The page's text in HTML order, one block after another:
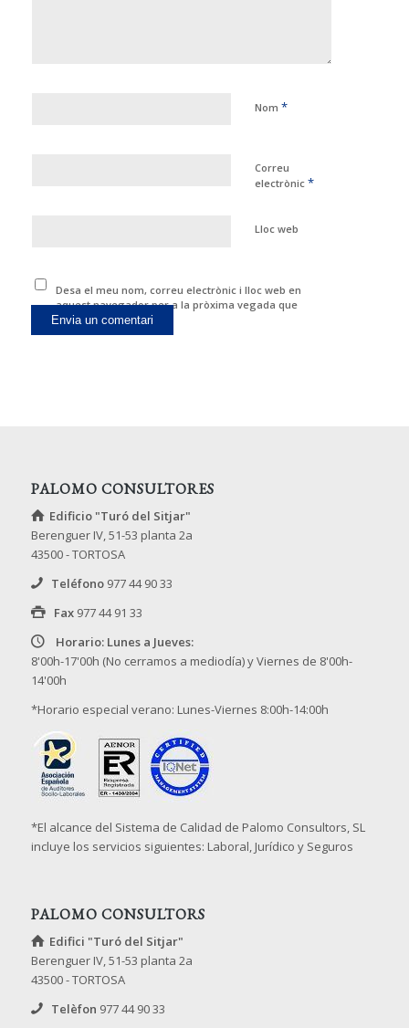
Nom *
Correu
electrònic *
Lloc web
Desa el meu nom, correu electrònic i lloc web en
aquest navegador per a la pròxima vegada que
comenti.
PALOMO CONSULTORES
Edificio "Turó del Sitjar"
Berenguer IV, 51-53 planta 2a
43500 - TORTOSA
Teléfono 977 44 90 33
Fax 977 44 91 33
Horario: Lunes a Jueves:
8'00h-17'00h (No cerramos a mediodía) y Viernes de 8'00h-
14'00h
*Horario especial verano: Lunes-Viernes 8:00h-14:00h
*El alcance del Sistema de Calidad de Palomo Consultors, SL
incluye los servicios siguientes: Laboral, Jurídico y Seguros
PALOMO CONSULTORS
Edifici "Turó del Sitjar"
Berenguer IV, 51-53 planta 2a
43500 - TORTOSA
Telèfon 977 44 90 33